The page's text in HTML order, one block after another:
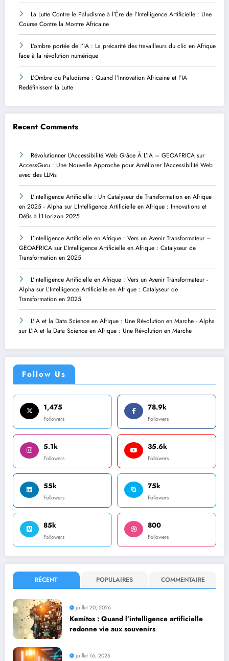
La Lutte Contre le Paludisme à l’Ère de l’Intelligence Artificielle : Une
Course Contre la Montre Africaine
L’ombre portée de l’IA : La précarité des travailleurs du clic en Afrique
face à la révolution numérique
L’Ombre du Paludisme : Quand l’Innovation Africaine et l’IA
Redéfinissent la Lutte
Recent Comments
Révolutionner L’Accessibilité Web Grâce À L’IA – GEOAFRICA sur
AccessGuru : Une Nouvelle Approche pour Améliorer l’Accessibilité Web
avec des LLMs
L'Intelligence Artificielle : Un Catalyseur de Transformation en Afrique
en 2025 - Alpha sur L’Intelligence Artificielle en Afrique : Innovations et
Défis à l’Horizon 2025
L’Intelligence Artificielle en Afrique : Vers un Avenir Transformateur –
GEOAFRICA sur L’Intelligence Artificielle en Afrique : Catalyseur de
Transformation en 2025
L'Intelligence Artificielle en Afrique : Vers un Avenir Transformateur -
Alpha sur L’Intelligence Artificielle en Afrique : Catalyseur de
Transformation en 2025
L'IA et la Data Science en Afrique : Une Révolution en Marche - Alpha
sur L’IA et la Data Science en Afrique : Une Révolution en Marche
Follow Us
1,475
Followers
78.9k
Followers
5.1k
Followers
35.6k
Followers
55k
Followers
75k
Followers
85k
Followers
800
Followers
RÉCENT POPULAIRES COMMENTAIRE
juillet 20, 2026
Kemitos : Quand l’intelligence artificielle
redonne vie aux souvenirs
juillet 16, 2026